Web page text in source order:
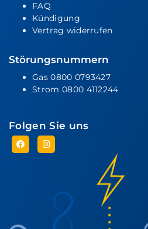
FAQ
Kündigung
Vertrag widerrufen
Störungsnummern
Gas0800 0793427
Strom 0800 4112244
Folgen Sie uns